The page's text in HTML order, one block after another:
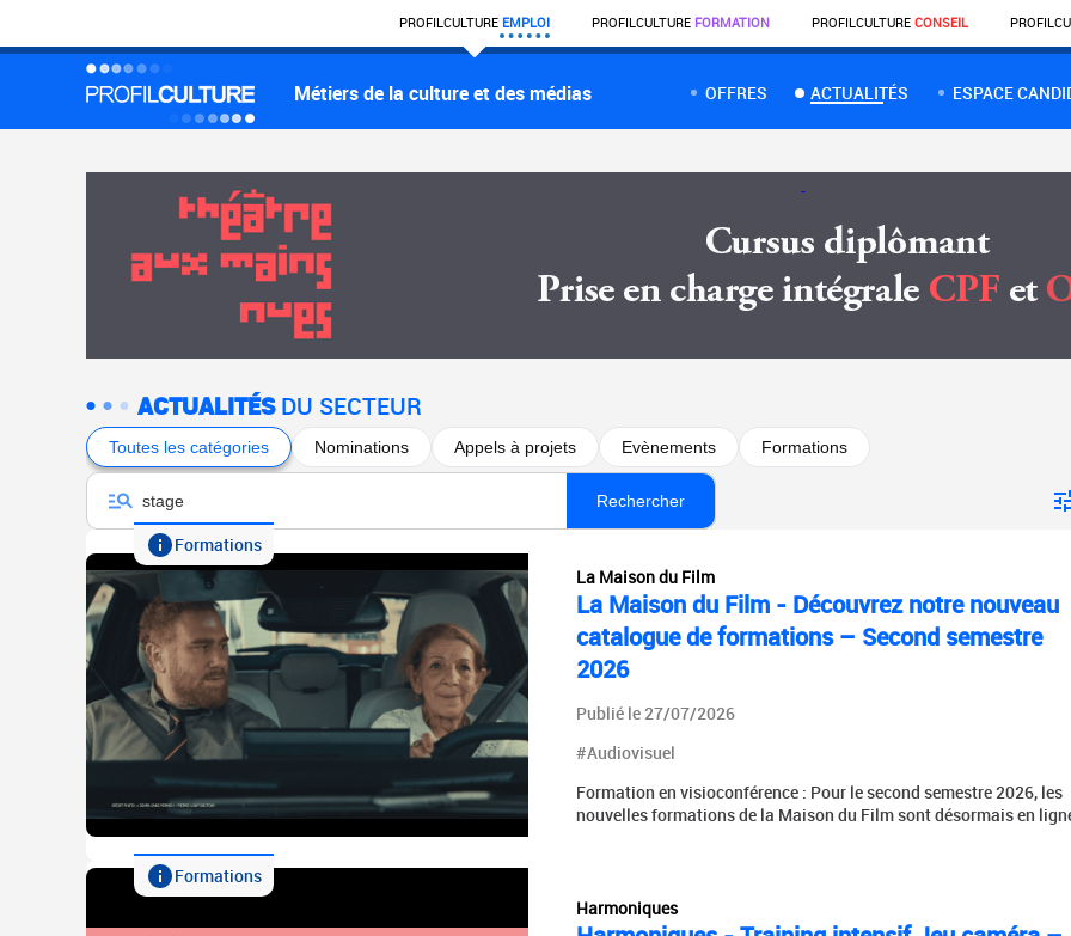
PROFILCULTURE EMPLOI PROFILCULTURE FORMATION PROFILCULTURE CONSEIL PROFIL
Métiers de la culture et des médias OFFRES ACTUALITÉS ESPACE
ACTUALITÉSDU SECTEUR
Toutes les catégories Nominations Appels à projets Evènements Formations
Rechercher
Formations
La Maison du Film
La Maison du Film - Découvrez notre nouveau
catalogue de formations – Second semestre
2026
Publié le 27/07/2026
#Audiovisuel
Formation en visioconférence : Pour le second semestre 2026, les
nouvelles formations de la Maison du Film sont désormais en
Formations
Harmoniques